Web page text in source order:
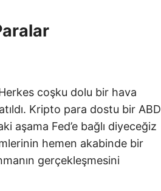
coşku dolu bir hava
Kripto para dostu bir ABD
aşama Fed’e bağlı diyeceğiz
hemen akabinde bir
gerçekleşmesini